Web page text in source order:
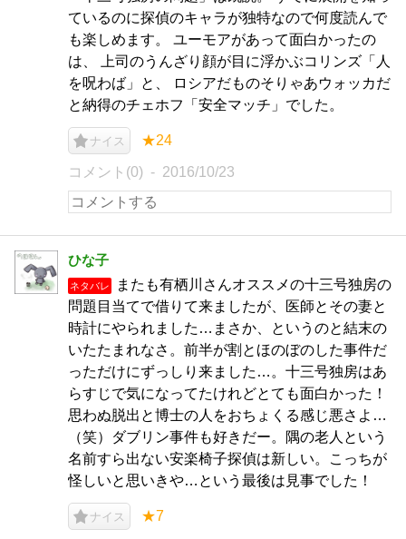
ているのに探偵のキャラが独特なので何度読んで
も楽しめます。 ユーモアがあって面白かったの
は、 上司のうんざり顔が目に浮かぶコリンズ「人
を呪わば」と、 ロシアだものそりゃあウォッカだ
と納得のチェホフ「安全マッチ」でした。
ナイス ★24
コメント(0) 2016/10/23
ひな子
ネタバレ
またも有栖川さんオススメの十三号独房の
問題目当てで借りて来ましたが、医師とその妻と
時計にやられました…まさか、というのと結末の
いたたまれなさ。前半が割とほのぼのした事件だ
っただけにずっしり来ました…。十三号独房はあ
らすじで気になってたけれどとても面白かった！
思わぬ脱出と博士の人をおちょくる感じ悪さよ…
（笑）ダブリン事件も好きだー。隅の老人という
名前すら出ない安楽椅子探偵は新しい。こっちが
怪しいと思いきや…という最後は見事でした！
ナイス ★7